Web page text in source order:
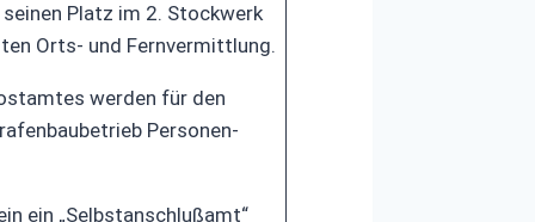
Platz im 2. Stockwerk
Orts- und Fernvermittlung.
werden für den
Personen-
ein „Selbstanschlußamt“